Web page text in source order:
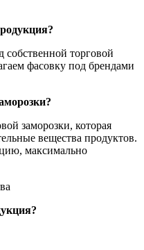
торговой
фасовку под брендами
заморозки, которая
вещества продуктов.
максимально